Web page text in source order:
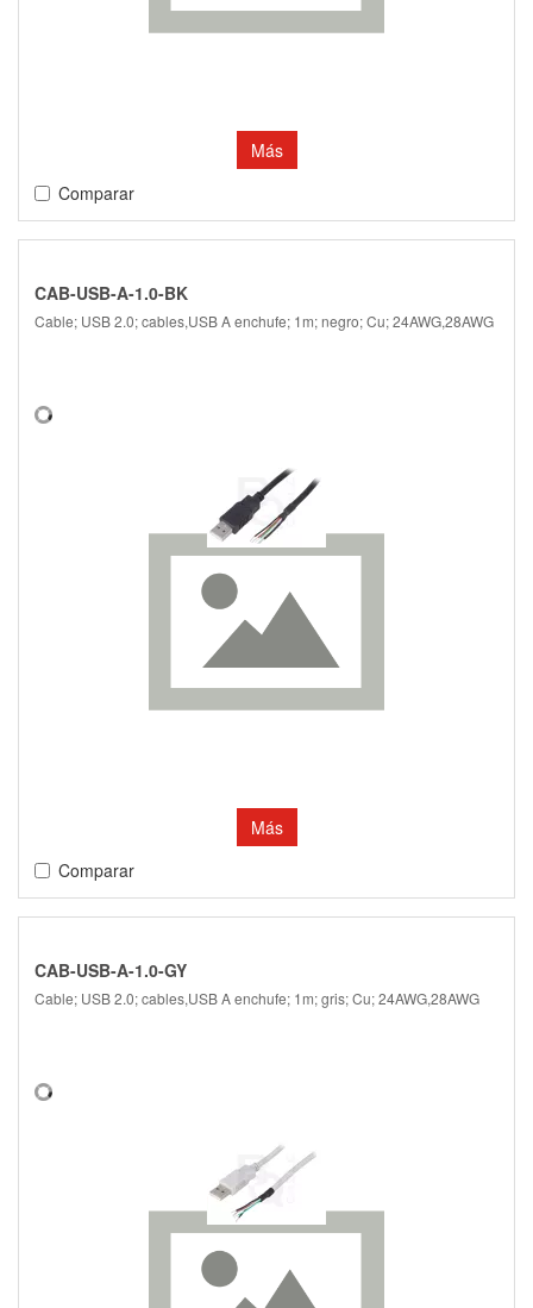
Más
Comparar
CAB-USB-A-1.0-BK
Cable; USB 2.0; cables,USB A enchufe; 1m; negro; Cu; 24AWG,28AWG
Más
Comparar
CAB-USB-A-1.0-GY
Cable; USB 2.0; cables,USB A enchufe; 1m; gris; Cu; 24AWG,28AWG